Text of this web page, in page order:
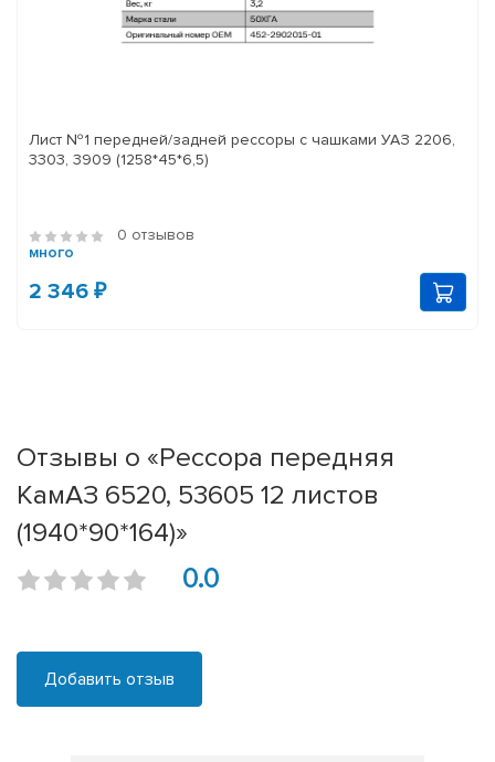
Лист №1 передней/задней рессоры с чашками УАЗ 2206,
3303, 3909 (1258*45*6,5)
0 отзывов
много
2 346 ₽
Отзывы о «Рессора передняя
КамАЗ 6520, 53605 12 листов
(1940*90*164)»
0.0
Добавить отзыв